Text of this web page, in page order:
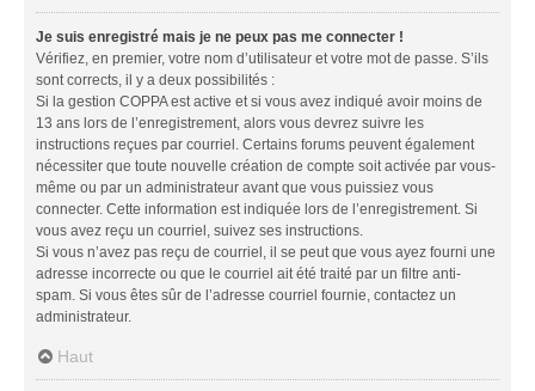
Je suis enregistré mais je ne peux pas me connecter !
Vérifiez, en premier, votre nom d’utilisateur et votre mot de passe. S’ils
sont corrects, il y a deux possibilités :
Si la gestion COPPA est active et si vous avez indiqué avoir moins de
13 ans lors de l’enregistrement, alors vous devrez suivre les
instructions reçues par courriel. Certains forums peuvent également
nécessiter que toute nouvelle création de compte soit activée par vous-
même ou par un administrateur avant que vous puissiez vous
connecter. Cette information est indiquée lors de l’enregistrement. Si
vous avez reçu un courriel, suivez ses instructions.
Si vous n’avez pas reçu de courriel, il se peut que vous ayez fourni une
adresse incorrecte ou que le courriel ait été traité par un filtre anti-
spam. Si vous êtes sûr de l’adresse courriel fournie, contactez un
administrateur.
Haut